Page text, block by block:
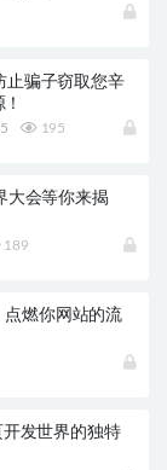
止骗子窃取您辛
195
大会等你来揭
189
点燃你网站的流
发世界的独特